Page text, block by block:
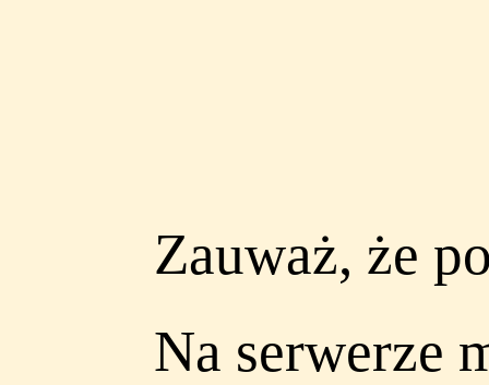
Zauważ, że
Na serwerze